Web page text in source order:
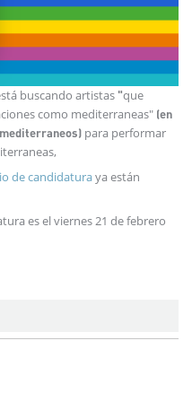
buscando artistas "que
como mediterraneas" (en
para performar
de candidaturaya están
es el viernes 21 de febrero